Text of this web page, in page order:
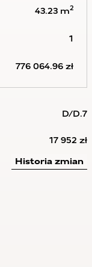
43.23 m2
1
776 064.96 zł
D/D.7
17 952 zł
Historia zmian